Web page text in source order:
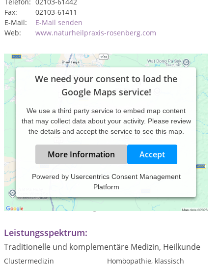
Fax:
02103-61411
E-Mail:
E-Mail senden
Web:
www.naturheilpraxis-rosenberg.com
We need your consent to load the
Google Maps service!
We use a third party service to embed map content
that may collect data about your activity. Please review
the details and accept the service to see this map.
More Information Accept
Powered by Usercentrics Consent Management
Platform
Praxiszeiten:
Termine nach Vereinbarung
Leistungsspektrum:
Traditionelle und komplementäre Medizin, Heilkunde
Clustermedizin Homöopathie, klassisch